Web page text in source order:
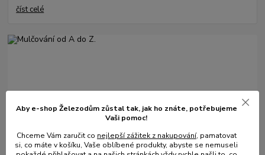
číst celé
31.05. 2025
Aby e-shop Železodům zůstal tak, jak ho znáte, potřebujeme
Vaši pomoc!
Chceme Vám zaručit co nejlepší zážitek z nakupování, pamatovat
si, co máte v košíku, Vaše oblíbené produkty, abyste se nemuseli